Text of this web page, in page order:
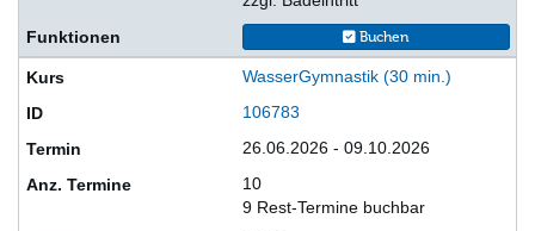
Buchen
WasserGymnastik (30 min.)
106783
26.06.2026 - 09.10.2026
10
9 Rest-Termine buchbar